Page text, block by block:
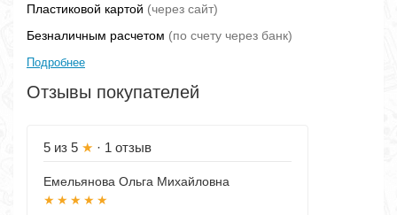
Пластиковой картой (через сайт)
Безналичным расчетом (по счету через банк)
Подробнее
Отзывы покупателей
5 из 5 ★ · 1 отзыв
Емельянова Ольга Михайловна
★★★★★